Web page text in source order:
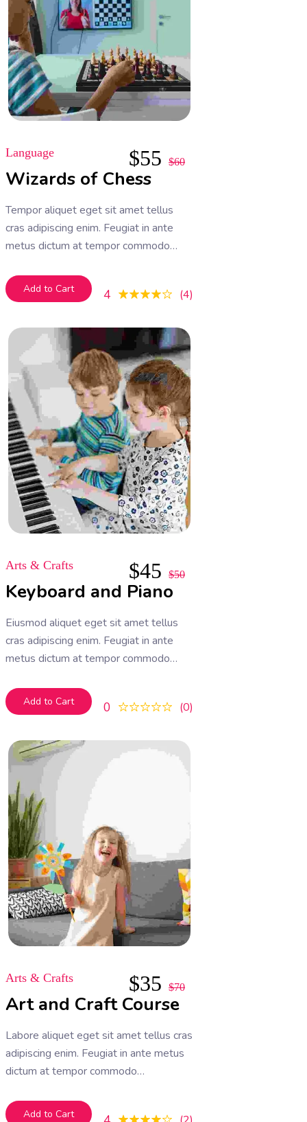
Language
4 4
Wizards of Chess
Tempor aliquet eget sit amet tellus
cras adipiscing enim. Feugiat in ante
metus dictum at tempor commodo
facilisi etiam dignissim. Vestibulum
mattis ullamcorper velit sed
Dolor sit amet consectetur adipiscing
elit. A erat nam at lectus urna duis
convallis
$55 $60
Add to Cart
Arts & Crafts
0 0
Keyboard and Piano
Eiusmod aliquet eget sit amet tellus
cras adipiscing enim. Feugiat in ante
metus dictum at tempor commodo
facilisi etiam dignissim. Vestibulum
mattis ullamcorper velit sed
Dolor sit amet consectetur adipiscing
elit. A erat nam at lectus urna duis
convallis
$45 $50
Add to Cart
Arts & Crafts
Art and Craft Course
Labore aliquet eget sit amet tellus cras
adipiscing enim. Feugiat in ante metus
dictum at tempor commodo
facilisi etiam dignissim. Vestibulum
$35 $70
Add to Cart